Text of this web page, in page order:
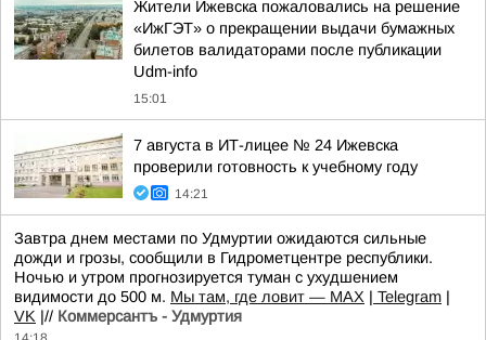
Жители Ижевска пожаловались на решение
«ИжГЭТ» о прекращении выдачи бумажных
билетов валидаторами после публикации
Udm-info
15:01
7 августа в ИТ-лицее № 24 Ижевска
проверили готовность к учебному году
14:21
Завтра днем местами по Удмуртии ожидаются сильные
дожди и грозы, сообщили в Гидрометцентре республики.
Ночью и утром прогнозируется туман с ухудшением
видимости до 500 м. Мы там, где ловит — MAX | Telegram |
VK |// Коммерсантъ - Удмуртия